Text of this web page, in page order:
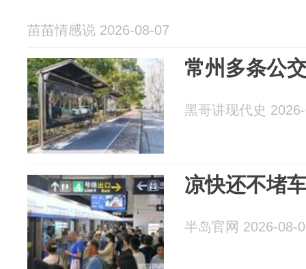
苗苗情感说 2026-08-07
常州多条公
黑哥讲现代史
凉快还不堵
半岛官网 2026-08-